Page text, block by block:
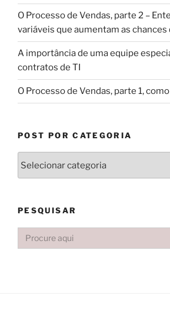
O Processo de Vendas, parte 2 –
variáveis que aumentam as chances
A importância de uma equipe
contratos de TI
O Processo de Vendas, parte 1,
POST POR CATEGORIA
PESQUISAR
Search
for: